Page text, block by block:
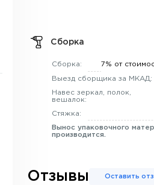
Сборка
Сборка: 7% от
Выезд сборщика за МКАД:
Навес зеркал, полок,
вешалок:
Стяжка:
Вынос упаковочного
производится.
Отзывы Оставить